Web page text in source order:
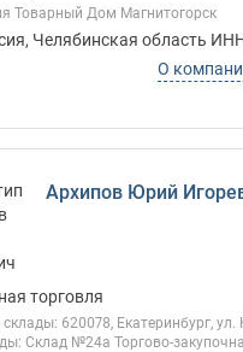
Товарный Дом Магнитогорск
Челябинская область
О
Архипов Юрий
торговля
620078, Екатеринбург,
Склад №24а Торгово-